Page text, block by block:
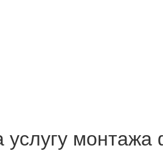
монтажа